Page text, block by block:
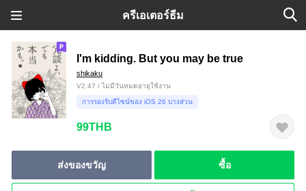
ครีเอเตอร์ธีม
I'm kidding. But you may be true
shikaku
V2.47 / ไม่มีวันหมดอายุใช้งาน
การรองรับดีไซน์ของ iOS 26 บางส่วน
99THB
ส่งของขวัญ ซื้อ